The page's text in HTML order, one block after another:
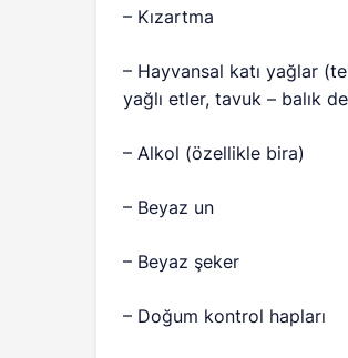
– Kızartma
– Hayvansal katı yağlar
yağlı etler, tavuk – balık
– Alkol (özellikle bira)
– Beyaz un
– Beyaz şeker
– Doğum kontrol hapları